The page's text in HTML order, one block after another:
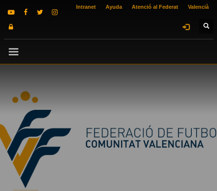
Intranet Ayuda Atenció al Federat Valencià